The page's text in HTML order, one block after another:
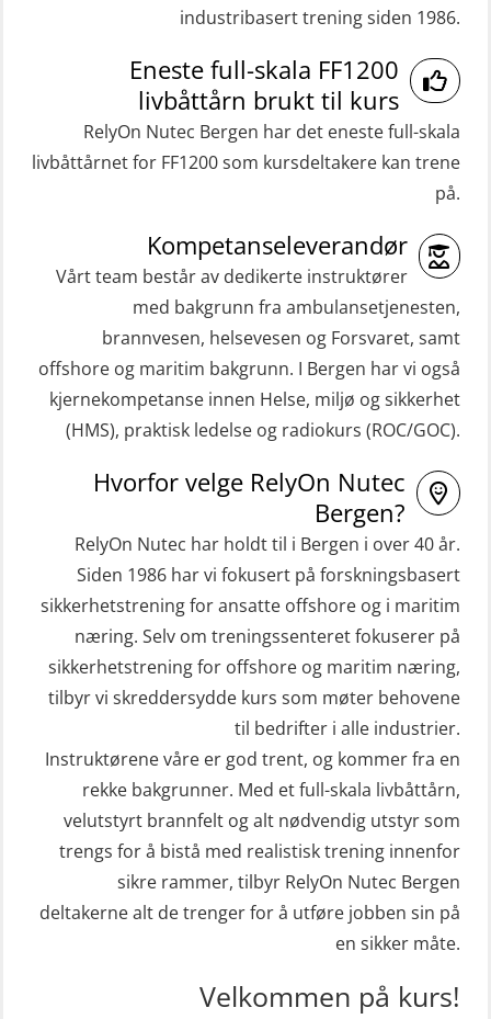
(RBSBLE009)
Gass kurs H2S (OSP105)
Grunnleggende sikkerhetskurs –
Repetisjon (Norsk) for
beredskapspersonell med E-læring
HLO/MOB/Søk- og Redningslag
kombinasjon – repetisjon (OSC1162)
HLO/Søk & Redningslag kombinasjon
– repetisjon (OSC1161)
Helikopterevakuering inkl.
Pustelunge (OSE1251)
Helikopterevakuering med HABD,
inkl. Brannslukking og Førstehjelp-
sivile mannskaper (FSC119)
Helikopterevakuering med HABD,
inkl. brannslukning (FSC121)
Hjertestarter brukerkurs (OFA107)
Kombi Søk og Redningslag og HLO
repetisjonskurs med e-læring
(ABSBLE010)
Kondisjonstest (OSC151)
Ledertrening i beredskap og
krisehåndtering for plattformsjefer
(OER105)
Livbåtfører FF1200 repetisjon
Oppdatering medisinsk behandling 8
t (MFA107)
ROC sertifikat grunnleggende
ROC sertifikat repetisjon (GMDSS)
(ORC103)
STCW Grunnkurs Redningsfarkoster
(MBSBLE022)
STCW Hurtiggående mann over bord
båt (HMOB) (MSE100)
båt (HMOB) oppdatering (MSE1001)
STCW Livbåtfører redningsfarkoster
32 t (MSE1031)
STCW Mann-Over-Bord
(hurtiggående) 32 t m/mørkekjøring
(MSE112)
STCW Redningsfarkost oppdatering
sliskebåt (MSE116)
STCW Sikkerhetsopplæring for
sjøfolk på mindre skip med eLearning
(MBSBLE003)
STCW oppdatering Livbåtfører
redningsfarkoster 8 t – konvensjonell
STCW oppdatering Mann-Over-Bord
industribasert trening siden 1986.
Eneste full-skala FF1200
livbåttårn brukt til kurs
RelyOn Nutec Bergen har det eneste full-skala
livbåttårnet for FF1200 som kursdeltakere kan trene
på.
Kompetanseleverandør
Vårt team består av dedikerte instruktører
med bakgrunn fra ambulansetjenesten,
brannvesen, helsevesen og Forsvaret, samt
offshore og maritim bakgrunn. I Bergen har vi også
kjernekompetanse innen Helse, miljø og sikkerhet
(HMS), praktisk ledelse og radiokurs (ROC/GOC).
Hvorfor velge RelyOn Nutec
Bergen?
RelyOn Nutec har holdt til i Bergen i over 40 år.
Siden 1986 har vi fokusert på forskningsbasert
sikkerhetstrening for ansatte offshore og i maritim
næring. Selv om treningssenteret fokuserer på
sikkerhetstrening for offshore og maritim næring,
tilbyr vi skreddersydde kurs som møter behovene
til bedrifter i alle industrier.
Instruktørene våre er god trent, og kommer fra en
rekke bakgrunner. Med et full-skala livbåttårn,
velutstyrt brannfelt og alt nødvendig utstyr som
trengs for å bistå med realistisk trening innenfor
sikre rammer, tilbyr RelyOn Nutec Bergen
deltakerne alt de trenger for å utføre jobben sin på
en sikker måte.
Velkommen på kurs!